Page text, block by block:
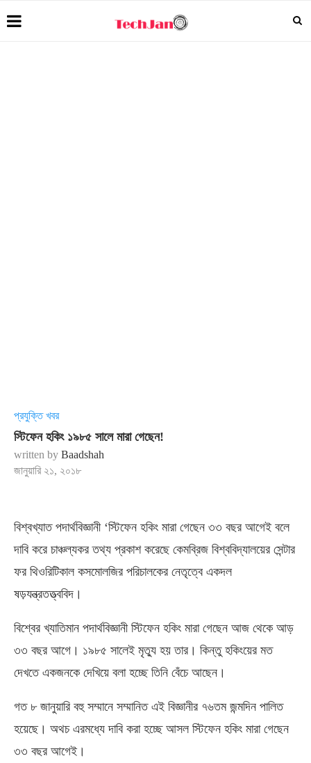
প্রযুক্তি খবর
স্টিফেন হকিং ১৯৮৫ সালে মারা গেছেন!
written by Baadshah
জানুয়ারি ২১, ২০১৮
বিশ্বখ্যাত পদার্থবিজ্ঞানী ‘স্টিফেন হকিং মারা গেছেন ৩৩ বছর আগেই বলে
দাবি করে চাঞ্চল্যকর তথ্য প্রকাশ করেছে কেমব্রিজ বিশ্ববিদ্যালয়ের সেন্টার
ফর থিওরিটিকাল কসমোলজির পরিচালকের নেতৃত্বে একদল
ষড়যন্ত্রতত্ত্ববিদ।
বিশ্বের খ্যাতিমান পদার্থবিজ্ঞানী স্টিফেন হকিং মারা গেছেন আজ থেকে আড়
৩৩ বছর আগে। ১৯৮৫ সালেই মৃত্যু হয় তার। কিন্তু হকিংয়ের মত
দেখতে একজনকে দেখিয়ে বলা হচ্ছে তিনি বেঁচে আছেন।
গত ৮ জানুয়ারি বহু সম্মানে সম্মানিত এই বিজ্ঞানীর ৭৬তম জন্মদিন পালিত
হয়েছে। অথচ এরমধ্যে দাবি করা হচ্ছে আসল স্টিফেন হকিং মারা গেছেন
৩৩ বছর আগেই।